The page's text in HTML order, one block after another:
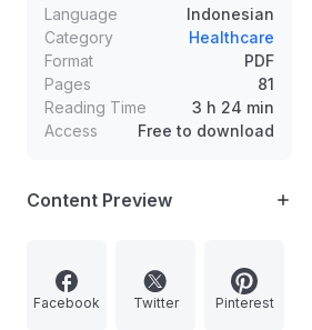
sosial seperti berkurangnya stok
darah menjelang Ramadhan.
Language
Indonesian
Category
Healthcare
Format
PDF
Pages
81
Reading Time
3 h 24 min
Access
Free to download
Content Preview
Facebook Twitter Pinterest